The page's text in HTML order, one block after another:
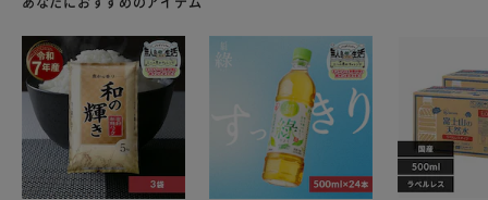
【サメ軟骨＆サーモンスティック】
食べやすく、また手でちぎって与えることができる、サメ軟
骨を細かく砕いてサーモンとともに焼き上げたスティックタ
イプ。
スティック状で食べやすいので、超小型犬や歯が弱くなった
シニア犬にもおすすめです。
口の小さなワンちゃん、歯が弱い、歯がないわんちゃんでも
サメの栄養分を摂取することができます。